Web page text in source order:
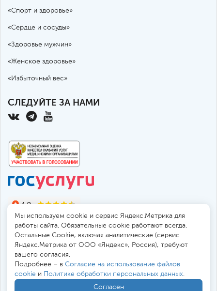
«Спорт и здоровье»
«Сердце и сосуды»
«Здоровье мужчин»
«Женское здоровье»
«Избыточный вес»
СЛЕДУЙТЕ ЗА НАМИ
194017, Россия, Санкт-Петербург, пр. Тореза 72
Безопасная работа черезSSL-соединение
Мы используем cookie и сервис Яндекс.Метрика для
работы сайта. Обязательные cookie работают всегда.
Остальные Сookie, включая аналитические (сервис
Яндекс.Метрика от ООО «Яндекс», Россия), требуют
вашего согласия.
Подробнее – в Согласие на использование файлов
cookie и Политике обработки персональных данных.
Согласен